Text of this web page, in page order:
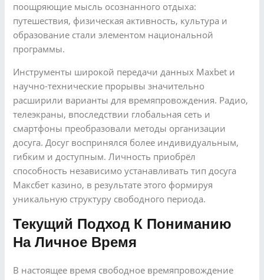
поощряющие мысль осознанного отдыха:
путешествия, физическая активность, культура и
образование стали элементом национальной
программы.
Инструменты широкой передачи данных Maxbet и
научно-технические прорывы значительно
расширили варианты для времяпровождения. Радио,
телеэкраны, впоследствии глобальная сеть и
смартфоны преобразовали методы организации
досуга. Досуг воспринялся более индивидуальным,
гибким и доступным. Личность приобрёл
способность независимо устанавливать тип досуга
Максбет казино, в результате этого формируя
уникальную структуру свободного периода.
Текущий Подход К Пониманию
На Личное Время
В настоящее время свободное времяпровождение